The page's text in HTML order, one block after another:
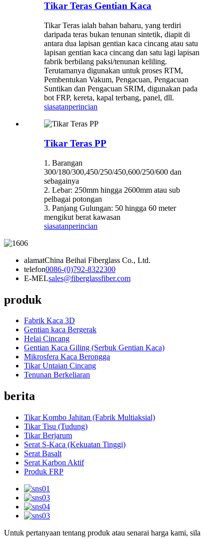
Tikar Teras Gentian Kaca
Tikar Teras ialah bahan baharu, yang terdiri
daripada teras bukan tenunan sintetik, diapit di
antara dua lapisan gentian kaca cincang atau satu
lapisan gentian kaca cincang dan satu lagi lapisan
fabrik berbilang paksi/tenunan keliling.
Terutamanya digunakan untuk proses RTM,
Pembentukan Vakum, Pengacuan, Pengacuan
Suntikan dan Pengacuan SRIM, digunakan pada
bot FRP, kereta, kapal terbang, panel, dll.
siasatanperincian
Tikar Teras PP
1. Barangan
300/180/300,450/250/450,600/250/600 dan
sebagainya
2. Lebar: 250mm hingga 2600mm atau sub
pelbagai potongan
3. Panjang Gulungan: 50 hingga 60 meter
mengikut berat kawasan
siasatanperincian
alamatChina Beihai Fiberglass Co., Ltd.
telefon0086-(0)792-8322300
E-MELsales@fiberglassfiber.com
produk
Fabrik Kaca 3D
Gentian kaca Bergerak
Helai Cincang
Gentian Kaca Giling (Serbuk Gentian Kaca)
Mikrosfera Kaca Berongga
Tikar Untaian Cincang
Tenunan Berkeliaran
berita
Tikar Kombo Jahitan (Fabrik Multiaksial)
Tikar Tisu (Tudung)
Tikar Berjarum
Serat S-Kaca (Kekuatan Tinggi)
Serat Basalt
Serat Karbon Aktif
Produk FRP
Untuk pertanyaan tentang produk atau senarai harga kami, sila